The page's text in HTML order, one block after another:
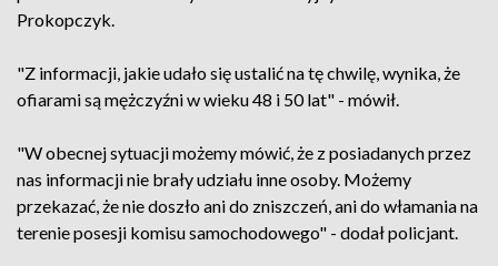
Prokopczyk.
"Z informacji, jakie udało się ustalić na tę chwilę, wynika, że
ofiarami są mężczyźni w wieku 48 i 50 lat" - mówił.
"W obecnej sytuacji możemy mówić, że z posiadanych przez
nas informacji nie brały udziału inne osoby. Możemy
przekazać, że nie doszło ani do zniszczeń, ani do włamania na
terenie posesji komisu samochodowego" - dodał policjant.